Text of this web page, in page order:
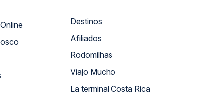
Atendimento Online
Destinos
Afiliados
Rodomilhas
Viajo Mucho
La terminal Costa Rica